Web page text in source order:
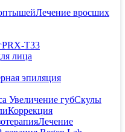
Лечение вросших
PRX-T33
лица
эпиляция
Увеличение губСкулы
Коррекция
Лечение